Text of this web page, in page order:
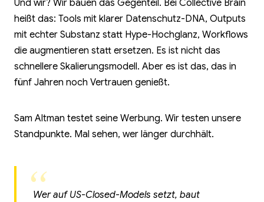
Und wir? Wir bauen das Gegenteil. Bei Collective Brain
heißt das: Tools mit klarer Datenschutz-DNA, Outputs
mit echter Substanz statt Hype-Hochglanz, Workflows
die augmentieren statt ersetzen. Es ist nicht das
schnellere Skalierungsmodell. Aber es ist das, das in
fünf Jahren noch Vertrauen genießt.
Sam Altman testet seine Werbung. Wir testen unsere
Standpunkte. Mal sehen, wer länger durchhält.
Wer auf US-Closed-Models setzt, baut